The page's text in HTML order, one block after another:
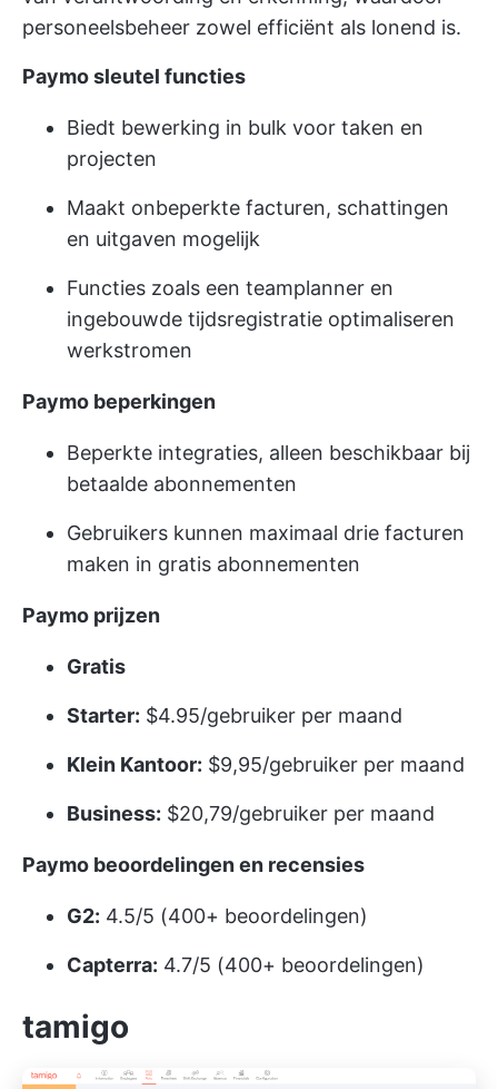
personeelsbeheer zowel efficiënt als lonend is.
Paymo sleutel functies
Biedt bewerking in bulk voor taken en
projecten
Maakt onbeperkte facturen, schattingen
en uitgaven mogelijk
Functies zoals een teamplanner en
ingebouwde tijdsregistratie optimaliseren
werkstromen
Paymo beperkingen
Beperkte integraties, alleen beschikbaar bij
betaalde abonnementen
Gebruikers kunnen maximaal drie facturen
maken in gratis abonnementen
Paymo prijzen
Gratis
Starter: $4.95/gebruiker per maand
Klein Kantoor: $9,95/gebruiker per maand
Business: $20,79/gebruiker per maand
Paymo beoordelingen en recensies
G2: 4.5/5 (400+ beoordelingen)
Capterra: 4.7/5 (400+ beoordelingen)
tamigo